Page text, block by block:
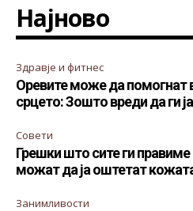
Најново
Здравје и фитнес
Оревите може да помогнат
срцето: Зошто вреди да ги
Совети
Грешки што сите ги
можат да ја оштетат
Занимливости